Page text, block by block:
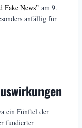
Fake News” am 9.
anfällig für
ein Fünftel der
fundierter